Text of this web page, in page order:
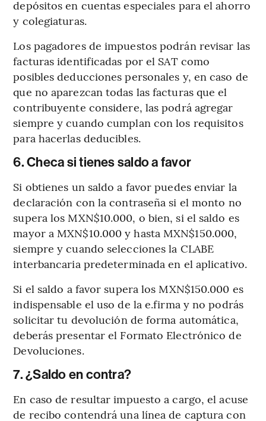
depósitos en cuentas especiales para el ahorro
y colegiaturas.
Los pagadores de impuestos podrán revisar las
facturas identificadas por el SAT como
posibles deducciones personales y, en caso de
que no aparezcan todas las facturas que el
contribuyente considere, las podrá agregar
siempre y cuando cumplan con los requisitos
para hacerlas deducibles.
6. Checa si tienes saldo a favor
Si obtienes un saldo a favor puedes enviar la
declaración con la contraseña si el monto no
supera los MXN$10.000, o bien, si el saldo es
mayor a MXN$10.000 y hasta MXN$150.000,
siempre y cuando selecciones la CLABE
interbancaria predeterminada en el aplicativo.
Si el saldo a favor supera los MXN$150.000 es
indispensable el uso de la e.firma y no podrás
solicitar tu devolución de forma automática,
deberás presentar el Formato Electrónico de
Devoluciones.
7. ¿Saldo en contra?
En caso de resultar impuesto a cargo, el acuse
de recibo contendrá una línea de captura con